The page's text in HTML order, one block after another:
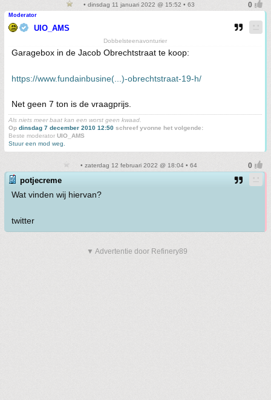
• dinsdag 11 januari 2022 @ 15:52 • 63
Moderator
UIO_AMS
Dobbelsteenavonturier
Garagebox in de Jacob Obrechtstraat te koop:
https://www.fundainbusine(...)-obrechtstraat-19-h/
Net geen 7 ton is de vraagprijs.
Als niets meer baat kan een worst geen kwaad.
Op dinsdag 7 december 2010 12:50 schreef yvonne het volgende:
Beste moderator UIO_AMS
Stuur een mod weg.
• zaterdag 12 februari 2022 @ 18:04 • 64
potjecreme
Wat vinden wij hiervan?
twitter
▼ Advertentie door Refinery89